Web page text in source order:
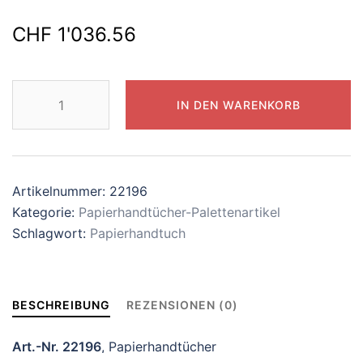
CHF 1'036.56
Swiss
C-
22196
Menge
IN DEN WARENKORB
Artikelnummer: 22196
Kategorie: Papierhandtücher-Palettenartikel
Schlagwort: Papierhandtuch
BESCHREIBUNG REZENSIONEN (0)
Art.-Nr. 22196, Papierhandtücher